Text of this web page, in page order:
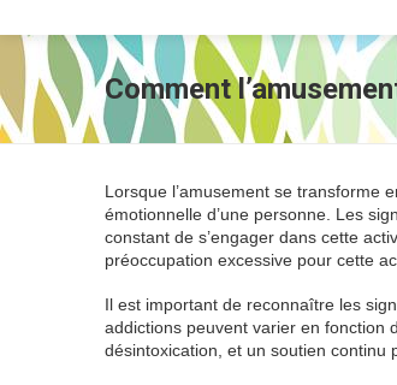
Comment
Lorsque l’amusement se transforme
émotionnelle d’une personne. Les
constant de s’engager dans cette
préoccupation excessive pour cette
Il est important de reconnaître les
addictions peuvent varier en fonction
désintoxication, et un soutien continu